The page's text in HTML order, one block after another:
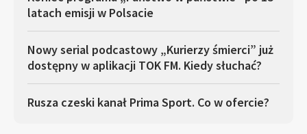
latach emisji w Polsacie
Nowy serial podcastowy „Kurierzy śmierci” już
dostępny w aplikacji TOK FM. Kiedy słuchać?
Rusza czeski kanał Prima Sport. Co w ofercie?